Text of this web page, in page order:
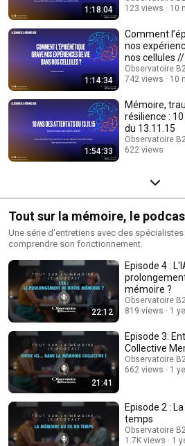
1:18:04
123 views
10
1:14:34
Comment
nos
nos cellules
Mémoire
Observatoire
742 views
10
1:54:33
Mémoire,
résilience :
du 13.11.15
Observatoire
622 views
Tout sur la mémoire, le
Une série d'entretiens avec des
comprendre son fonctionnement.
22:12
Episode 4 :
mémoire ?
Observatoire
819 views
1
21:41
Episode 3:
Collective
Observatoire
662 views
1
Episode 2 :
temps
Observatoire
1.7K views
1